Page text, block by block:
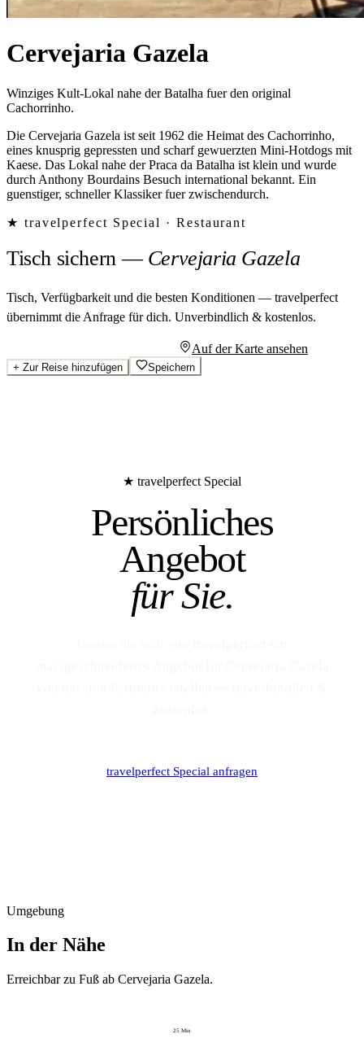
Cervejaria Gazela
Winziges Kult-Lokal nahe der Batalha fuer den original
Cachorrinho.
Die Cervejaria Gazela ist seit 1962 die Heimat des Cachorrinho,
eines knusprig gepressten und scharf gewuerzten Mini-Hotdogs mit
Kaese. Das Lokal nahe der Praca da Batalha ist klein und wurde
durch Anthony Bourdains Besuch international bekannt. Ein
guenstiger, schneller Klassiker fuer zwischendurch.
★ travelperfect Special · Restaurant
Tisch sichern— Cervejaria Gazela
Tisch, Verfügbarkeit und die besten Konditionen — travelperfect
übernimmt die Anfrage für dich. Unverbindlich & kostenlos.
Auf der Karte ansehen
+ Zur Reise hinzufügen Speichern
★ travelperfect Special
Persönliches
Angebot
für Sie.
travelperfect Special anfragen
Umgebung
In der Nähe
Erreichbar zu Fuß ab Cervejaria Gazela.
25Min